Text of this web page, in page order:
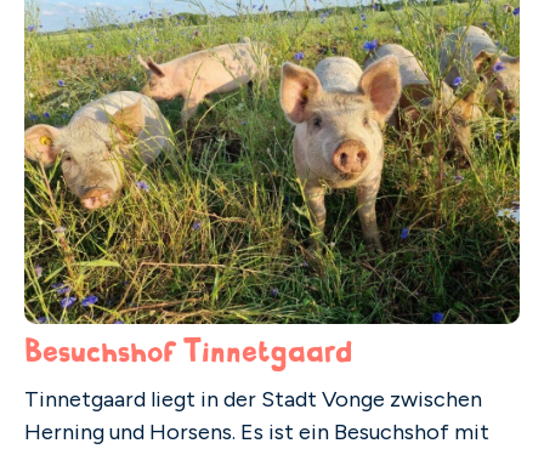
Besuchshof Tinnetgaard
Tinnetgaard liegt in der Stadt Vonge zwischen
Herning und Horsens. Es ist ein Besuchshof mit